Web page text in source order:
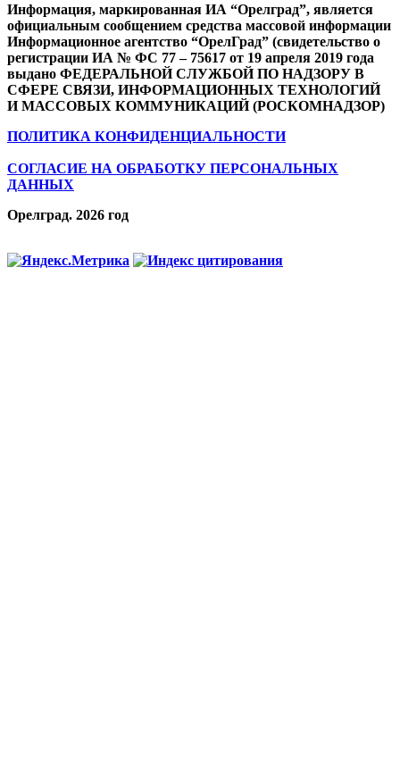
Информация, маркированная ИА “Орелград”, является
официальным сообщением средства массовой информации
Информационное агентство “ОрелГрад” (свидетельство о
регистрации ИА № ФС 77 – 75617 от 19 апреля 2019 года
выдано ФЕДЕРАЛЬНОЙ СЛУЖБОЙ ПО НАДЗОРУ В
СФЕРЕ СВЯЗИ, ИНФОРМАЦИОННЫХ ТЕХНОЛОГИЙ
И МАССОВЫХ КОММУНИКАЦИЙ (РОСКОМНАДЗОР)
ПОЛИТИКА КОНФИДЕНЦИАЛЬНОСТИ
СОГЛАСИЕ НА ОБРАБОТКУ ПЕРСОНАЛЬНЫХ
ДАННЫХ
Орелград. 2026 год